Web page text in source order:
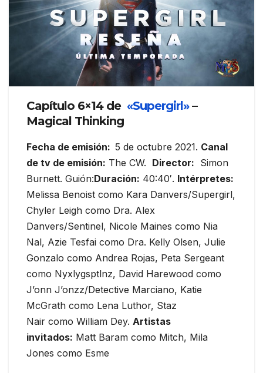
Capítulo 6×14 de «Supergirl»–
Magical Thinking
Fecha de emisión: 5 de octubre 2021. Canal
de tv de emisión: The CW. Director: Simon
Burnett. Guión:Duración: 40:40′. Intérpretes:
Melissa Benoist como Kara Danvers/Supergirl,
Chyler Leigh como Dra. Alex
Danvers/Sentinel, Nicole Maines como Nia
Nal, Azie Tesfai como Dra. Kelly Olsen, Julie
Gonzalo como Andrea Rojas, Peta Sergeant
como Nyxlygsptlnz, David Harewood como
J’onn J’onzz/Detective Marciano, Katie
McGrath como Lena Luthor, Staz
Nair como William Dey. Artistas
invitados: Matt Baram como Mitch, Mila
Jones como Esme